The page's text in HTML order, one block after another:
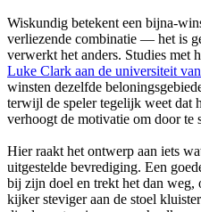
Wiskundig betekent een bijna-
verliezende combinatie — het is
verwerkt het anders. Studies met
Luke Clark aan de universiteit
winsten dezelfde
terwijl de speler tegelijk weet dat
verhoogt de motivatie om door te
Hier raakt het ontwerp aan iets
uitgestelde bevrediging. Een
bij zijn doel en trekt het dan
kijker steviger aan de stoel